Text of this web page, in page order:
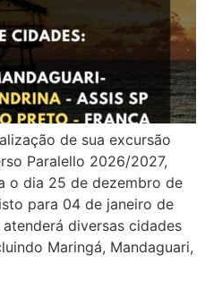
de sua excursão
Paralello 2026/2027,
o dia 25 de dezembro de
para 04 de janeiro de
diversas cidades
Maringá, Mandaguari,